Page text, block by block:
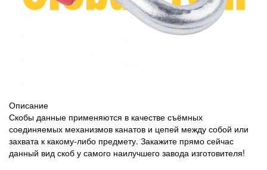
Описание
Скобы данные применяются в качестве съёмных
соединяемых механизмов канатов и цепей между собой или
захвата к какому-либо предмету. Закажите прямо сейчас
данный вид скоб у самого наилучшего завода изготовителя!